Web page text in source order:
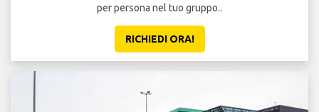
per persona nel tuo gruppo..
RICHIEDI ORA!